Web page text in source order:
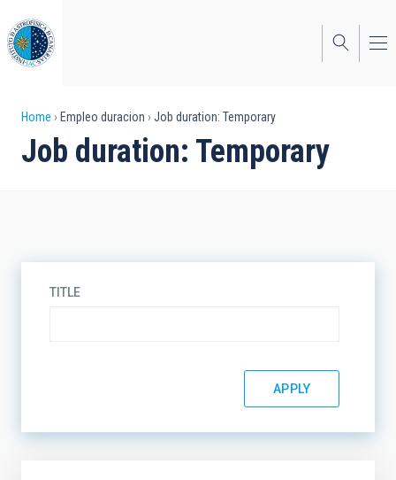
to
main
content
Breadcrumb
Home Empleo duracion Job duration: Temporary
Job duration: Temporary
TITLE